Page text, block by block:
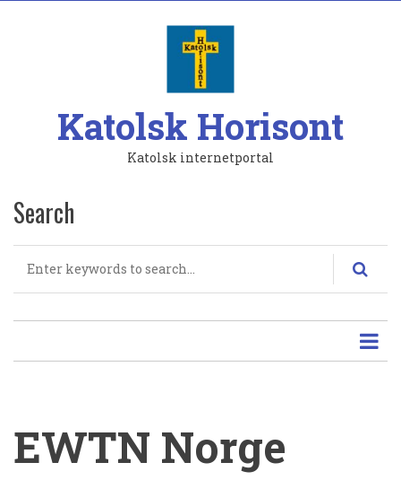
Katolsk Horisont
Katolsk internetportal
Search
EWTN Norge